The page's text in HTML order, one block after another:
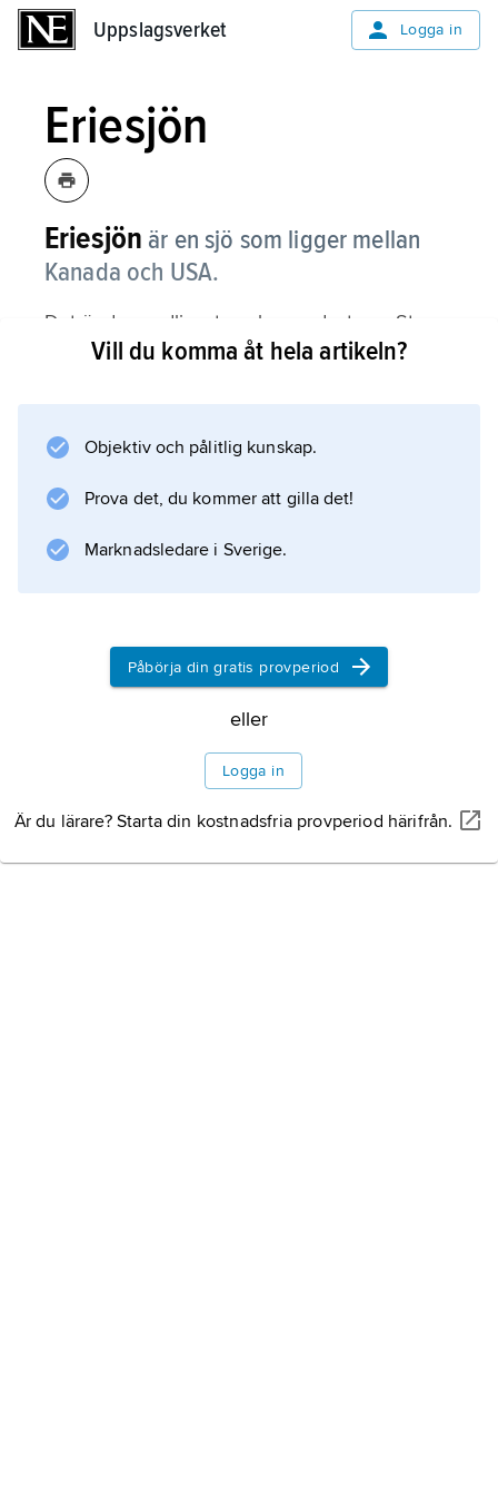
Uppslagsverket Logga in
Eriesjön
Eriesjön är en sjö som ligger mellan
Kanada och USA.
Det är den sydligaste och grundaste av Stora
Sjöarna. Vatten kommer till sjön från
Ontariosjön. Mellan Eriesjön och Ontariosjön
Vill du komma åt hela artikeln?
Objektiv och pålitlig kunskap.
Prova det, du kommer att gilla det!
Marknadsledare i Sverige.
Påbörja din gratis provperiod
eller
Logga in
Är du lärare? Starta din kostnadsfria provperiod härifrån.